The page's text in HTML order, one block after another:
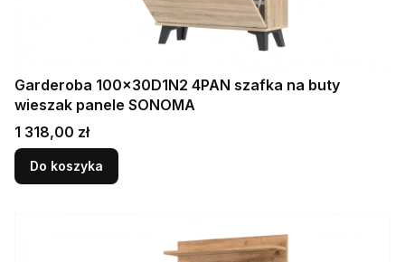
Garderoba 100x30D1N2 4PAN szafka na buty
wieszak panele SONOMA
Cena
1 318,00 zł
Do koszyka